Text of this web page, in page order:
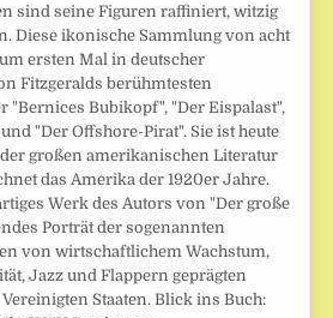
sind seine Figuren raffiniert, witzig
Diese ikonische Sammlung von acht
ersten Mal in deutscher
Fitzgeralds berühmtesten
"Bernices Bubikopf", "Der Eispalast",
"Der Offshore-Pirat". Sie ist heute
großen amerikanischen Literatur
das Amerika der 1920er Jahre.
Werk des Autors von "Der große
Porträt der sogenannten
von wirtschaftlichem Wachstum,
Jazz und Flappern geprägten
Staaten. Blick ins Buch: